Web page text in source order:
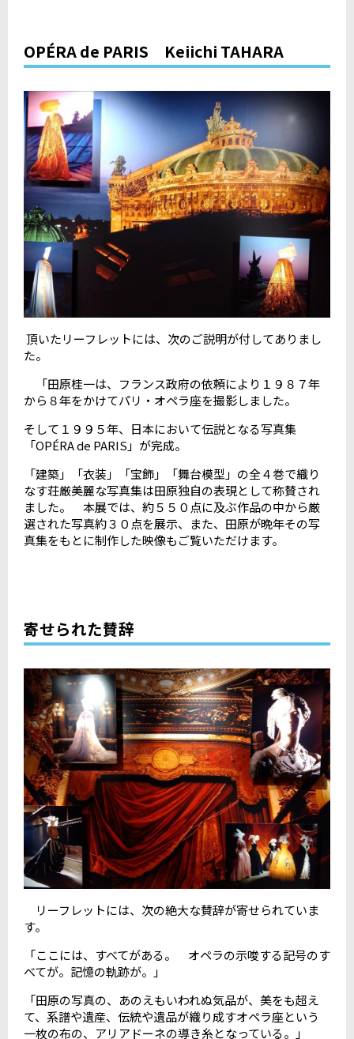
OPÉRA de PARIS Keiichi TAHARA
頂いたリーフレットには、次のご説明が付してありまし
た。
「田原桂一は、フランス政府の依頼により１９８７年
から８年をかけてパリ・オペラ座を撮影しました。
そして１９９５年、日本において伝説となる写真集
「OPÉRA de PARIS」が完成。
「建築」「衣装」「宝飾」「舞台模型」の全４巻で織り
なす荘厳美麗な写真集は田原独自の表現として称賛され
ました。 本展では、約５５０点に及ぶ作品の中から厳
選された写真約３０点を展示、また、田原が晩年その写
真集をもとに制作した映像もご覧いただけます。
寄せられた賛辞
リーフレットには、次の絶大な賛辞が寄せられていま
す。
「ここには、すべてがある。 オペラの示唆する記号のす
べてが。記憶の軌跡が。」
「田原の写真の、あのえもいわれぬ気品が、美をも超え
て、系譜や遺産、伝統や遺品が織り成すオペラ座という
一枚の布の、アリアドーネの導き糸となっている。」